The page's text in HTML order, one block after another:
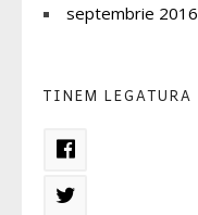
septembrie 2016
TINEM LEGATURA